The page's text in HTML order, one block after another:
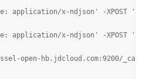
application/x-ndjson' -XPOST 'es-
application/x-ndjson' -XPOST 'es-
open-hb.jdcloud.com:9200/_cat/